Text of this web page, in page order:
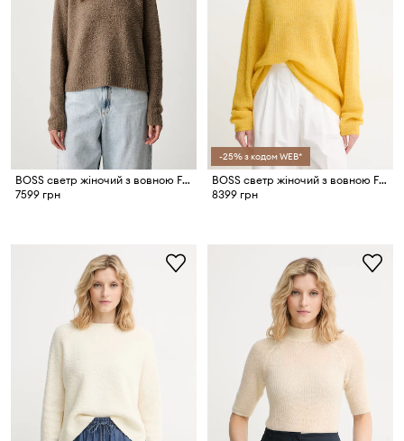
BOSS светр жіночий з вовною Febisana
7599 грн
-25% з кодом WEB*
BOSS светр жіночий з вовною Fewena
8399 грн